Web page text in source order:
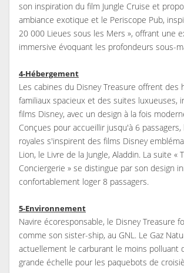
son inspiration du film Jungle Cruise et
ambiance exotique et le Periscope Pub,
20 000 Lieues sous les Mers », offrant une
immersive évoquant les profondeurs sous-
4-Hébergement
Les cabines du Disney Treasure offrent des
familiaux spacieux et des suites luxueuses,
films Disney, avec un design à la fois
Conçues pour accueillir jusqu'à 6
royales s'inspirent des films Disney
Lion, le Livre de la Jungle, Aladdin. La suite «
Conciergerie » se distingue par son design
confortablement loger 8 passagers.
5-Environnement
Navire écoresponsable, le Disney Treasure
comme son sister-ship, au GNL. Le Gaz
actuellement le carburant le moins polluant
grande échelle pour les paquebots de